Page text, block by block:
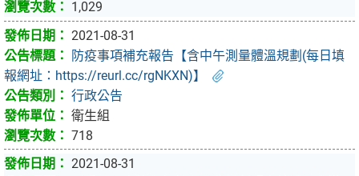
1,029
2021-08-31
防疫事項補充報告【含中午測量體溫規劃(每日填
報網址：https://reurl.cc/rgNKXN)】
行政公告
衛生組
718
2021-08-31